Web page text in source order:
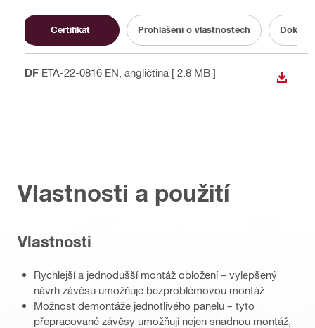
Certifikát Prohlášení o vlastnostech
PDF ETA-22-0816 EN , angličtina [ 2.8 MB ]
Vlastnosti a použití
Vlastnosti
Rychlejší a jednodušší montáž obložení – vylepšený
návrh závěsu umožňuje bezproblémovou montáž
Možnost demontáže jednotlivého panelu – tyto
přepracované závěsy umožňují nejen snadnou montáž,